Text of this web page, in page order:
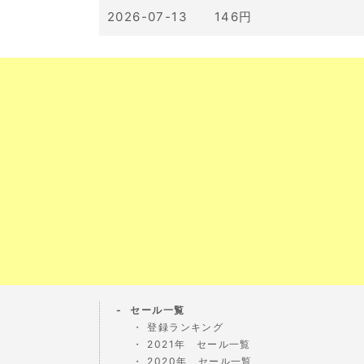
2026-07-13 146円
セール一覧
登録ランキング
2021年 セール一覧
2020年 セール一覧